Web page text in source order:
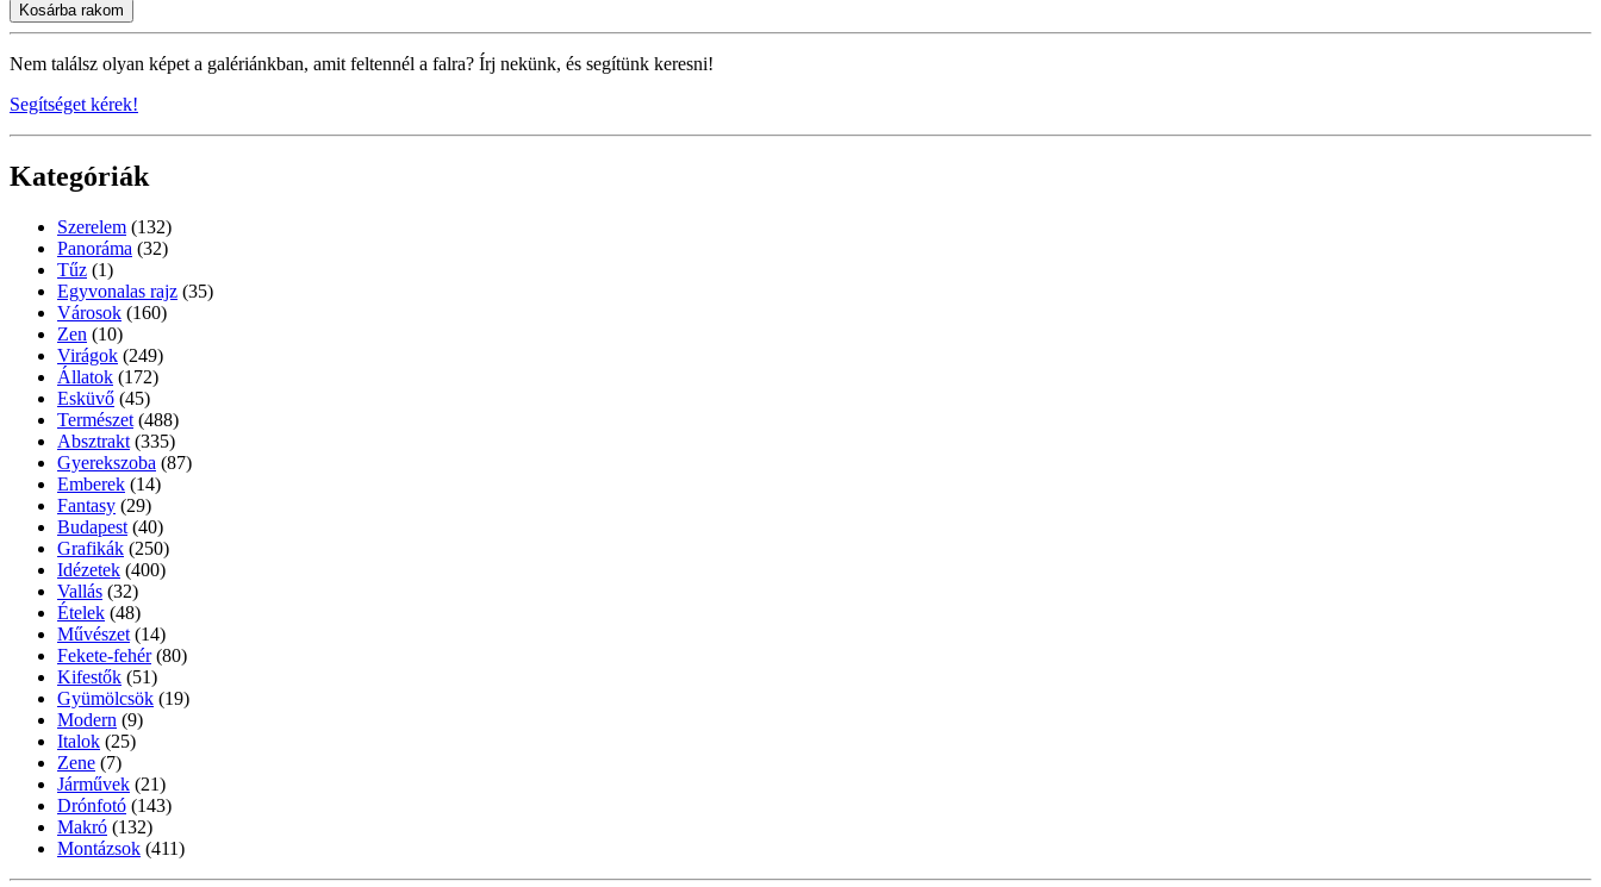
Kosárba rakom
Nem találsz olyan képet a galériánkban, amit feltennél a falra? Írj nekünk, és segítünk keresni!
Segítséget kérek!
Kategóriák
Szerelem (132)
Panoráma (32)
Tűz (1)
Egyvonalas rajz (35)
Városok (160)
Zen (10)
Virágok (249)
Állatok (172)
Esküvő (45)
Természet (488)
Absztrakt (335)
Gyerekszoba (87)
Emberek (14)
Fantasy (29)
Budapest (40)
Grafikák (250)
Idézetek (400)
Vallás (32)
Ételek (48)
Művészet (14)
Fekete-fehér (80)
Kifestők (51)
Gyümölcsök (19)
Modern (9)
Italok (25)
Zene (7)
Járművek (21)
Drónfotó (143)
Makró (132)
Montázsok (411)